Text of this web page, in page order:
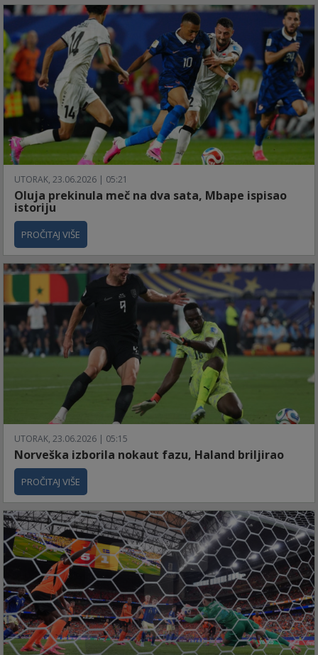
UTORAK, 23.06.2026 | 05:21
Oluja prekinula meč na dva sata, Mbape ispisao
istoriju
PROČITAJ VIŠE
UTORAK, 23.06.2026 | 05:15
Norveška izborila nokaut fazu, Haland briljirao
PROČITAJ VIŠE